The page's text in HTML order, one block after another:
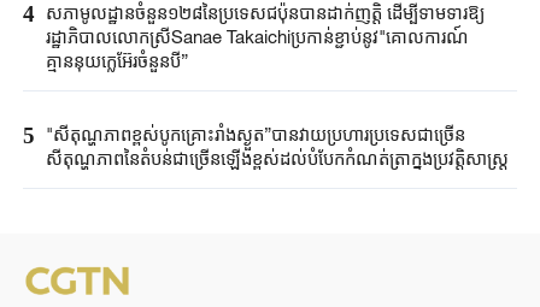
4 សភាមូលដ្ឋានចំនួន១២៨នៃប្រទេសជប៉ុនបានដាក់ញត្តិ ដើម្បីទាមទារឱ្យ
រដ្ឋាភិបាលលោកស្រីSanae Takaichiប្រកាន់ខ្ជាប់នូវ"គោលការណ៍
គ្មាននុយក្លេអ៊ែរចំនួនបី”
5
"សីតុណ្ហភាពខ្ពស់បូកគ្រោះរាំងស្ងួត”បានវាយប្រហារប្រទេសជាច្រើន
សីតុណ្ហភាពនៃតំបន់ជាច្រើនឡើងខ្ពស់ដល់បំបែកកំណត់ត្រាក្នុងប្រវត្តិសាស្ត្រ